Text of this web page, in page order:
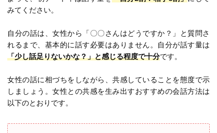
みてください。
自分の話は、女性から「〇〇さんはどうですか？」と質問さ
れるまで、基本的に話す必要はありません。自分が話す量は
「少し話足りないかな？」と感じる程度で十分です。
女性の話に相づちをしながら、共感していることを態度で示
しましょう。女性との共感を生み出すおすすめの会話方法は
以下のとおりです。